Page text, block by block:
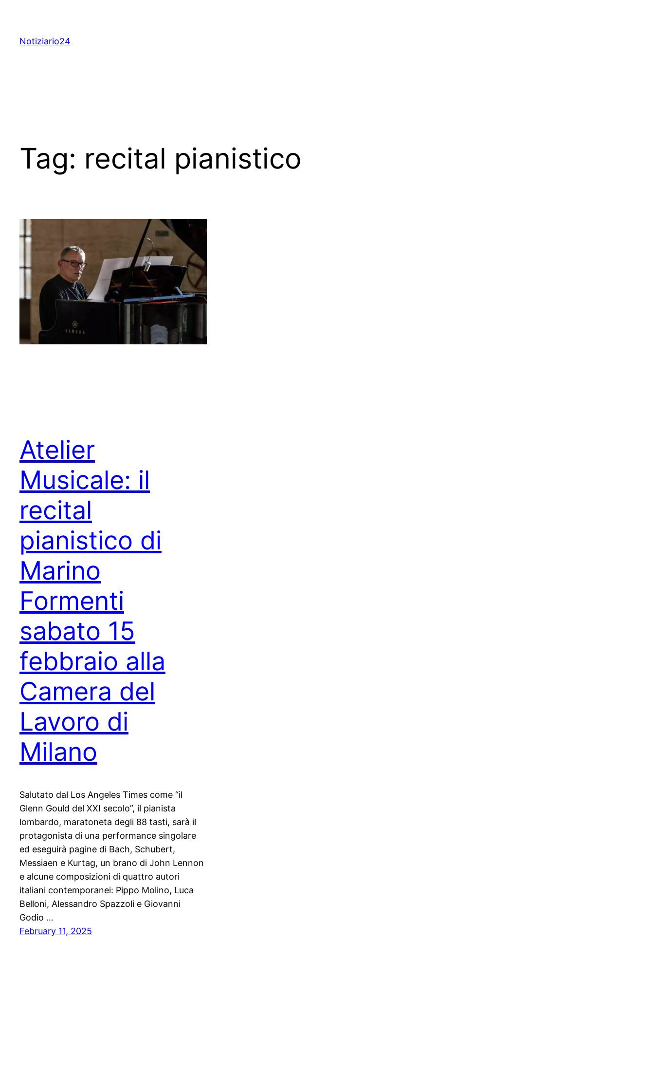
content
Notiziario24
Tag: recital pianistico
Atelier
Musicale: il
recital
pianistico di
Marino
Formenti
sabato 15
febbraio alla
Camera del
Lavoro di
Milano
Salutato dal Los Angeles Times come “il
Glenn Gould del XXI secolo”, il pianista
lombardo, maratoneta degli 88 tasti, sarà il
protagonista di una performance singolare
ed eseguirà pagine di Bach, Schubert,
Messiaen e Kurtag, un brano di John Lennon
e alcune composizioni di quattro autori
italiani contemporanei: Pippo Molino, Luca
Belloni, Alessandro Spazzoli e Giovanni
Godio …
February 11, 2025